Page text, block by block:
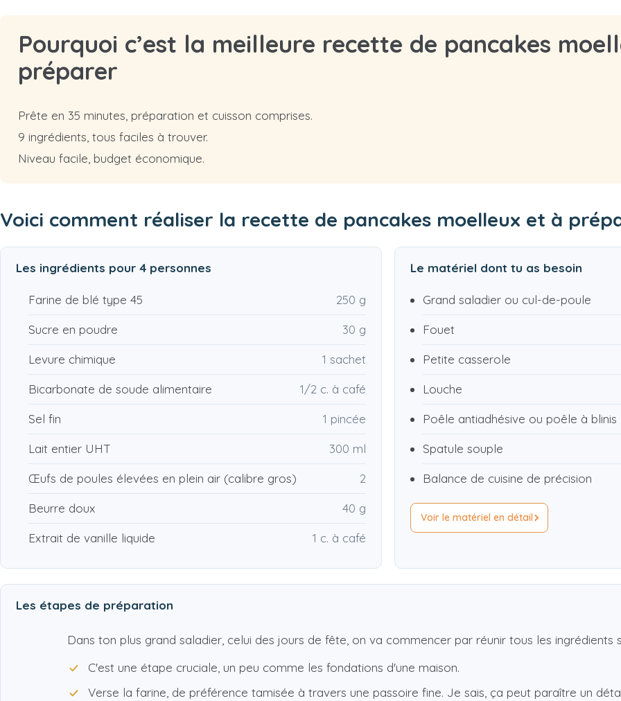
Pourquoi c’est la meilleure recette de pancakes
préparer
Prête en 35 minutes, préparation et cuisson comprises.
9 ingrédients, tous faciles à trouver.
Niveau facile, budget économique.
Voici comment réaliser la recette de pancakes moelleux et à
Les ingrédients pour 4 personnes
Farine de blé type 45 250 g
Sucre en poudre 30 g
Levure chimique 1 sachet
Bicarbonate de soude alimentaire 1/2 c. à café
Sel fin 1 pincée
Lait entier UHT 300 ml
Œufs de poules élevées en plein air (calibre gros) 2
Beurre doux 40 g
Extrait de vanille liquide 1 c. à café
Le matériel dont tu as besoin
Grand saladier ou cul-de-poule
Fouet
Petite casserole
Louche
Poêle antiadhésive ou poêle à blinis
Spatule souple
Balance de cuisine de précision
Voir le matériel en détail
Les étapes de préparation
Dans ton plus grand saladier, celui des jours de fête, on va commencer par réunir tous les ingrédients
C'est une étape cruciale, un peu comme les fondations d'une maison.
Verse la farine, de préférence tamisée à travers une passoire fine. Je sais, ça peut paraître un